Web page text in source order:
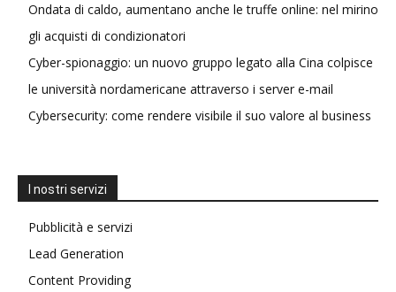
Ondata di caldo, aumentano anche le truffe online: nel mirino
gli acquisti di condizionatori
Cyber-spionaggio: un nuovo gruppo legato alla Cina colpisce
le università nordamericane attraverso i server e-mail
Cybersecurity: come rendere visibile il suo valore al business
I nostri servizi
Pubblicità e servizi
Lead Generation
Content Providing